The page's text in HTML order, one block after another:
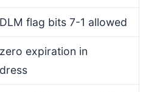
flag bits 7-1 allowed
expiration in